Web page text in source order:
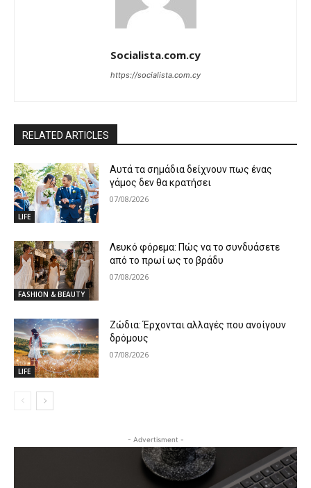
Socialista.com.cy
https://socialista.com.cy
RELATED ARTICLES
LIFE
Αυτά τα σημάδια δείχνουν πως ένας
γάμος δεν θα κρατήσει
07/08/2026
FASHION & BEAUTY
Λευκό φόρεμα: Πώς να το συνδυάσετε
από το πρωί ως το βράδυ
07/08/2026
LIFE
Ζώδια: Έρχονται αλλαγές που ανοίγουν
δρόμους
07/08/2026
- Advertisment -